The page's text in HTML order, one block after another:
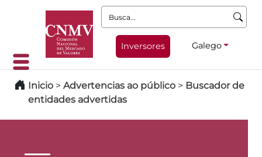
Busca:
Inversores Galego
Inicio > Advertencias ao público > Buscador de
entidades advertidas